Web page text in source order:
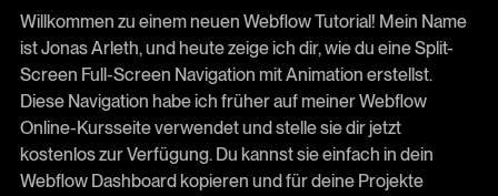
Willkommen zu einem neuen Webflow Tutorial! Mein Name
ist Jonas Arleth, und heute zeige ich dir, wie du eine Split-
Screen Full-Screen Navigation mit Animation erstellst.
Diese Navigation habe ich früher auf meiner Webflow
Online-Kursseite verwendet und stelle sie dir jetzt
kostenlos zur Verfügung. Du kannst sie einfach in dein
Webflow Dashboard kopieren und für deine Projekte